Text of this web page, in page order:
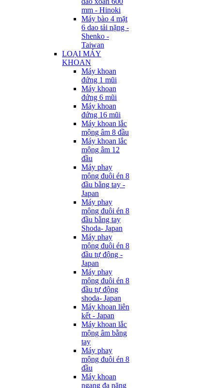
mm - Hinoki
Máy bào 4 mặt
6 dao tải nặng -
Shenko -
Taiwan
LOẠI MÁY
KHOAN
Máy khoan
đứng 1 mũi
Máy khoan
đứng 6 mũi
Máy khoan
đứng 16 mũi
Máy khoan lắc
mộng âm 8 đầu
Máy khoan lắc
mộng âm 12
đầu
Máy phay
mộng đuôi én 8
đầu bằng tay -
Japan
Máy phay
mộng đuôi én 8
đầu bằng tay
Shoda- Japan
Máy phay
mộng đuôi én 8
đầu tự động -
Japan
Máy phay
mộng đuôi én 8
đầu tự động
shoda- Japan
Máy khoan liên
kết - Japan
Máy khoan lắc
mộng âm bằng
tay
Máy phay
mộng đuôi én 8
đầu
Máy khoan
ngang đa năng